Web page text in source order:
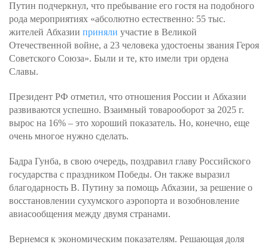
Путин подчеркнул, что пребывание его гостя на подобного
рода мероприятиях «абсолютно естественно: 55 тыс.
жителей Абхазии приняли участие в Великой
Отечественной войне, а 23 человека удостоены звания Героя
Советского Союза». Были и те, кто имели три ордена
Славы.
Президент РФ отметил, что отношения России и Абхазии
развиваются успешно. Взаимный товарооборот за 2025 г.
вырос на 16% – это хороший показатель. Но, конечно, еще
очень многое нужно сделать.
Бадра Гунба, в свою очередь, поздравил главу Российского
государства с праздником Победы. Он также выразил
благодарность В. Путину за помощь Абхазии, за решение о
восстановлении сухумского аэропорта и возобновление
авиасообщения между двумя странами.
Вернемся к экономическим показателям. Решающая доля